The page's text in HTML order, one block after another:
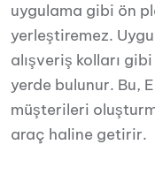
uygulama gibi ön
yerleştiremez.
alışveriş kolları
yerde bulunur. Bu,
müşterileri
araç haline getirir.